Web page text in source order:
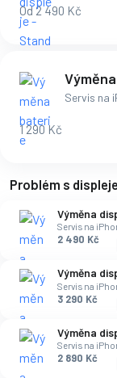
Od 2 490 Kč
Servis na
1 290 Kč
Problém s
Výměna
Servis na
2 490 Kč
Výměna
Servis na
3 290 Kč
Výměna
Servis na
2 890 Kč